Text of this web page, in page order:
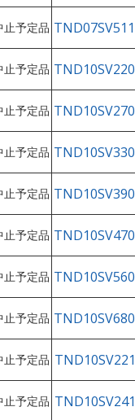
止予定品
止予定品
止予定品
止予定品
止予定品
止予定品
止予定品
止予定品
止予定品
止予定品